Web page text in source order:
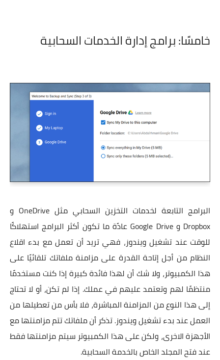
خامسًا: برامج إدارة الخدمات السحابية
البرامج التابعة لخدمات التخزين السحابي مثل OneDrive و
Dropbox و Google Drive عادًة ما تكون أكثر البرامج استهلاكًا
للوقت عند تشغيل ويندوز، فهي تريد أن تعمل مع بدء اقلاع
النظام من أجل إتاحة القدرة على مزامنة ملفاتك تلقائيًا على
هذا الكمبيوتر، ولا شك أن لهذا فائدة كبيرة إذا كنت مستخدمًا
منتظمًا لهم وتعتمد عليهم في عملك. إذا لم تكن، أو لا تحتاج
إلى هذا النوع من المزامنة المباشرة، فلا بأس من تعطيلها من
العمل عند بدء تشغيل ويندوز. تذكر أن ملفاتك تتم مزامنتها مع
الأجهزة الاخرى، ولكن على هذا الكمبيوتر سيتم مزامنتها فقط
عند فتح المجلد الخاص بالخدمة السحابية.